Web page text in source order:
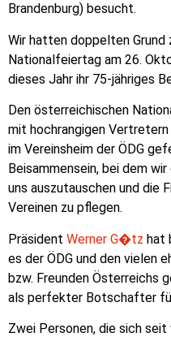
Brandenburg) besucht.
Wir hatten doppelten Grund
Nationalfeiertag am 26.
dieses Jahr ihr 75-jähriges
Den österreichischen
mit hochrangigen
im Vereinsheim der ÖDG
Beisammensein, bei dem
uns auszutauschen und die
Vereinen zu pflegen.
Präsident Werner G�tz hat
es der ÖDG und den vielen
bzw. Freunden Österreichs
als perfekter Botschafter
Zwei Personen, die sich